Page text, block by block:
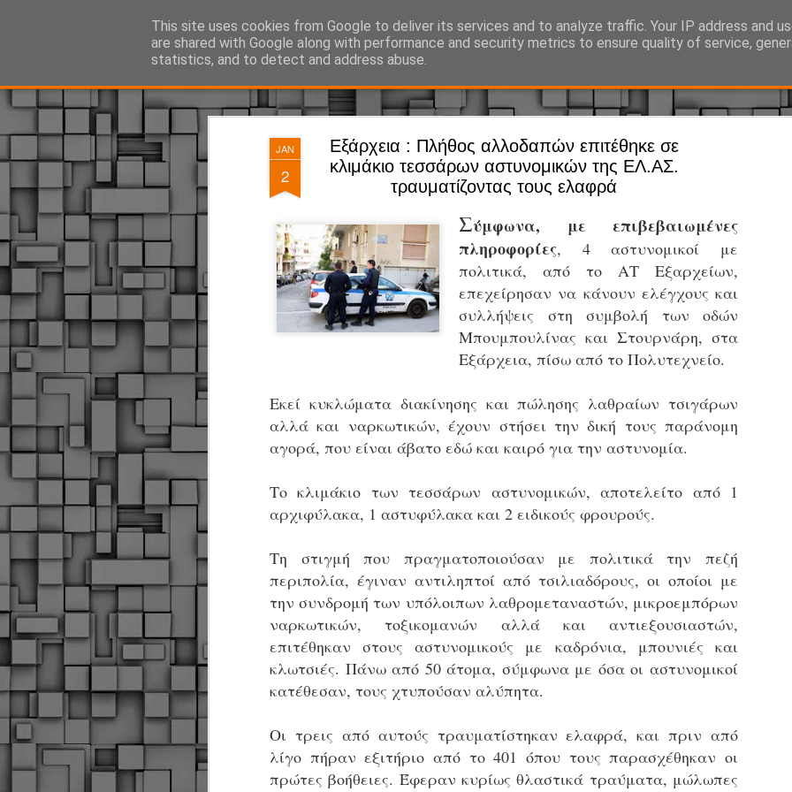
JAN
2
Εξάρχεια : Πλήθος αλλοδαπών επιτέθηκε σε
κλιμάκιο τεσσάρων αστυνομικών της ΕΛ.ΑΣ.
τραυματίζοντας τους ελαφρά
Σύμφωνα, με επιβεβαιωμένες
πληροφορίες, 4 αστυνομικοί με
πολιτικά, από το ΑΤ Εξαρχείων,
επεχείρησαν να κάνουν ελέγχους και
συλλήψεις στη συμβολή των οδών
Μπουμπουλίνας και Στουρνάρη, στα
Εξάρχεια, πίσω από το Πολυτεχνείο.
Εκεί κυκλώματα διακίνησης και πώλησης λαθραίων τσιγάρων
αλλά και ναρκωτικών, έχουν στήσει την δική τους παράνομη
αγορά, που είναι άβατο εδώ και καιρό για την αστυνομία.
Το κλιμάκιο των τεσσάρων αστυνομικών, αποτελείτο από 1
αρχιφύλακα, 1 αστυφύλακα και 2 ειδικούς φρουρούς.
Τη στιγμή που πραγματοποιούσαν με πολιτικά την πεζή
περιπολία, έγιναν αντιληπτοί από τσιλιαδόρους, οι οποίοι με
την συνδρομή των υπόλοιπων λαθρομεταναστών, μικροεμπόρων
ναρκωτικών, τοξικομανών αλλά και αντιεξουσιαστών,
επιτέθηκαν στους αστυνομικούς με καδρόνια, μπουνιές και
κλωτσιές. Πάνω από 50 άτομα, σύμφωνα με όσα οι αστυνομικοί
κατέθεσαν, τους χτυπούσαν αλύπητα.
Οι τρεις από αυτούς τραυματίστηκαν ελαφρά, και πριν από
λίγο πήραν εξιτήριο από το 401 όπου τους παρασχέθηκαν οι
πρώτες βοήθειες. Έφεραν κυρίως θλαστικά τραύματα, μώλωπες
This site uses cookies from Google to deliver its services and to analyze traffic. Your IP address and
are shared with Google along with performance and security metrics to ensure quality of service,
statistics, and to detect and address abuse.
ΔΗΜΟΤΙΚΗ ΑΣΤΥΝΟΜΙΑ, τα νέα! Ό, τι συμβαίνει γύρω από τη Δημοτική Αστυνομία, την τοπική
JUL
Ξεκινά επίσημα η
Η Δημοτική Αστυνομία
καθώς από την 1η
επιχειρησιακή
παρουσία του Δήμου
χώρους.
εκπαιδευμένους
ήδη ολοκληρώσει την
είναι έτοιμοι να
ολοκαίνουργια
στελεχών της υπηρεσίας.
JUN
Δήμος Κοζάνης :
Αναμνηστικά
JUN
Απολογισμός των
ελέγχων σε ιδιοκτήτες
JUN
Δημοτική Αστυνομία
Θεσσαλονίκης: Ένταση